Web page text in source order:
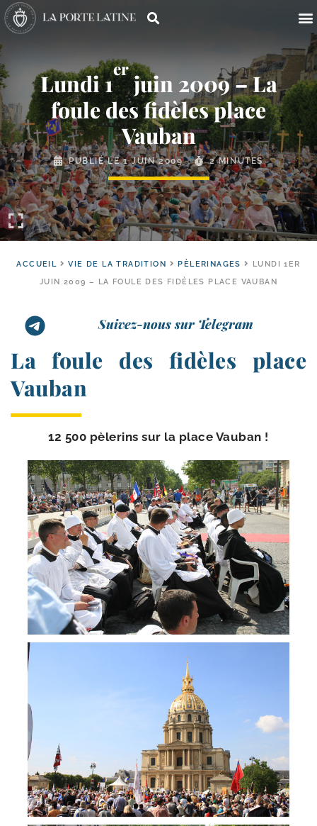
Lundi 1
er
juin 2009 – La
foule des fidèles place
Vauban
PUBLIÉ LE1 JUIN 2009 2 MINUTES
ACCUEIL VIE DE LA TRADITION PÈLERINAGES
LUNDI 1ER
JUIN 2009 – LA FOULE DES FIDÈLES PLACE VAUBAN
Suivez-nous sur Telegram
La foule des fidèles place
Vauban
12 500 pèle­rins sur la place Vauban !